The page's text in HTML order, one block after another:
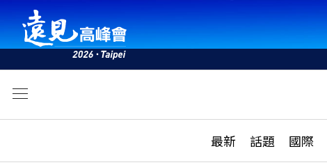
最新 話題 國際
活動
話題